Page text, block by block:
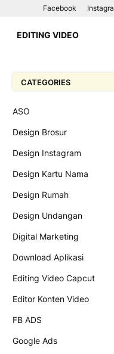
Facebook
EDITING VIDEO
CATEGORIES
ASO
Design Brosur
Design Instagram
Design Kartu Nama
Design Rumah
Design Undangan
Digital Marketing
Download Aplikasi
Editing Video Capcut
Editor Konten Video
FB ADS
Google Ads